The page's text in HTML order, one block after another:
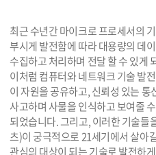
최근 수년간 마이크로 프로세서의
부시게 발전함에 따라 대용량의 데
수집하고 처리하며 전달 할 수 있게
이처럼 컴퓨터와 네트워크 기술 발
이 자원을 공유하고, 신뢰성 있는
사고하며 사물을 인식하고 보여줄
되었습니다. 그리고, 이러한 기술들
츠)이 궁극적으로 21세기에서 살아
관심의 대상이 되는 기술로 발전하